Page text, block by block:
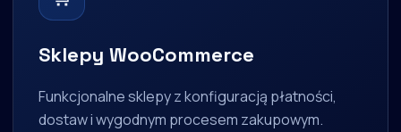
Sklepy WooCommerce
Funkcjonalne sklepy z konfiguracją płatności,
dostaw i wygodnym procesem zakupowym.